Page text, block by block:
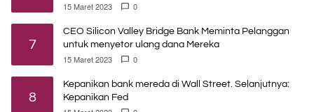
15 Maret 2023 0
7
CEO Silicon Valley Bridge Bank Meminta Pelanggan
untuk menyetor ulang dana Mereka
15 Maret 2023 0
8
Kepanikan bank mereda di Wall Street. Selanjutnya:
Kepanikan Fed